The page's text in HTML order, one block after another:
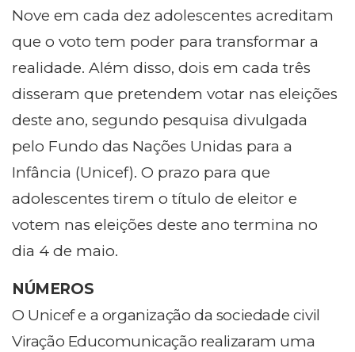
Nove em cada dez adolescentes acreditam
que o voto tem poder para transformar a
realidade. Além disso, dois em cada três
disseram que pretendem votar nas eleições
deste ano, segundo pesquisa divulgada
pelo Fundo das Nações Unidas para a
Infância (Unicef). O prazo para que
adolescentes tirem o título de eleitor e
votem nas eleições deste ano termina no
dia 4 de maio.
NÚMEROS
O Unicef e a organização da sociedade civil
Viração Educomunicação realizaram uma